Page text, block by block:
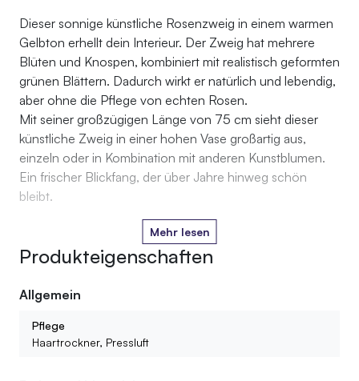
Dieser sonnige künstliche Rosenzweig in einem warmen
Gelbton erhellt dein Interieur. Der Zweig hat mehrere
Blüten und Knospen, kombiniert mit realistisch geformten
grünen Blättern. Dadurch wirkt er natürlich und lebendig,
aber ohne die Pflege von echten Rosen.
Mit seiner großzügigen Länge von 75 cm sieht dieser
künstliche Zweig in einer hohen Vase großartig aus,
einzeln oder in Kombination mit anderen Kunstblumen.
Ein frischer Blickfang, der über Jahre hinweg schön
bleibt.
Mehr lesen
Produkteigenschaften
Allgemein
Pflege
Haartrockner, Pressluft